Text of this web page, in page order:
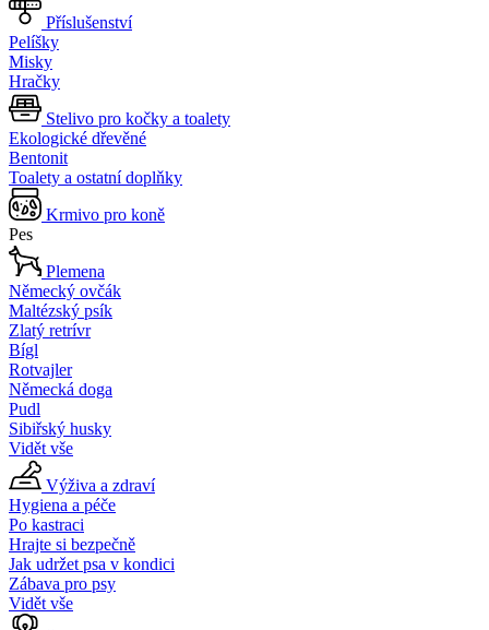
Příslušenství
Pelíšky
Misky
Hračky
Stelivo pro kočky a toalety
Ekologické dřevěné
Bentonit
Toalety a ostatní doplňky
Krmivo pro koně
Pes
Plemena
Německý ovčák
Maltézský psík
Zlatý retrívr
Bígl
Rotvajler
Německá doga
Pudl
Sibiřský husky
Vidět vše
Výživa a zdraví
Hygiena a péče
Po kastraci
Hrajte si bezpečně
Jak udržet psa v kondici
Zábava pro psy
Vidět vše